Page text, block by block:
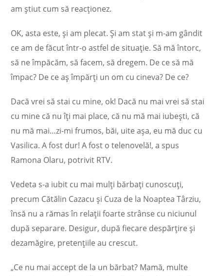
am știut cum să reacționez.
OK, asta este, și am plecat. Și am stat și m-am gândit
ce am de făcut într-o astfel de situație. Să mă întorc,
să ne împăcăm, să facem, să dregem. De ce să mă
împac? De ce aș împărți un om cu cineva? De ce?
Dacă vrei să stai cu mine, ok! Dacă nu mai vrei să stai
cu mine că nu îți mai place, că nu mă mai iubești, că
nu mă mai…zi-mi frumos, băi, uite așa, eu mă duc cu
Vasilica. A fost dur! A fost o telenovelă!, a spus
Ramona Olaru, potrivit RTV.
Vedeta s-a iubit cu mai mulți bărbați cunoscuți,
precum Cătălin Cazacu și Cuza de la Noaptea Târziu,
însă nu a rămas în relații foarte strânse cu niciunul
după separare. Desigur, după fiecare despărțire și
dezamăgire, pretențiile au crescut.
„Ce nu mai accept de la un bărbat? Mamă, multe